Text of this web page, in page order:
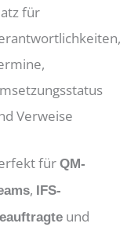
für
Verweise
für QM-
, IFS-
und